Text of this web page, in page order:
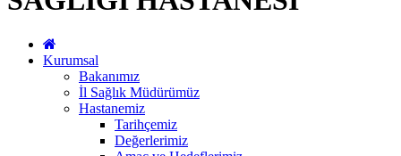
Kurumsal
Bakanımız
İl Sağlık Müdürümüz
Hastanemiz
Tarihçemiz
Değerlerimiz